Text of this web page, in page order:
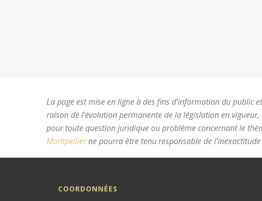
La page est mise en ligne à des fins d’information du public
raison de l’évolution permanente de la législation en
pour toute question juridique ou problème concernant le
Montpellierne pourra être tenu responsable de l’inexactitude
COORDONNÉES